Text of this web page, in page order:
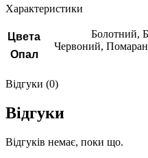
Характеристики
Цвета
Опал
Болотний,
Червоний,
Відгуки (0)
Відгуки
Відгуків немає, поки що.